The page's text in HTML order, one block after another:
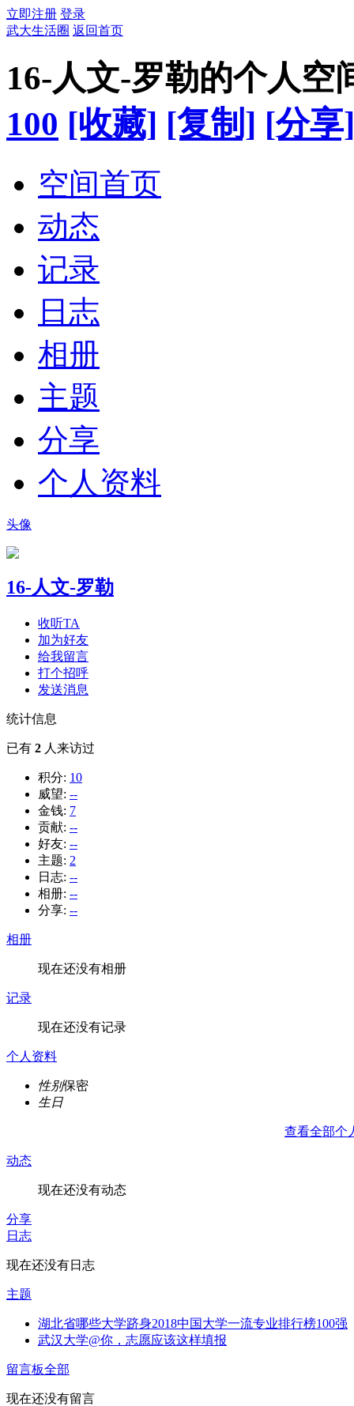
立即注册 登录
武大生活圈 返回首页
16-人文-罗勒的个人空
100 [收藏] [复制] [分享]
空间首页
动态
记录
日志
相册
主题
分享
个人资料
头像
16-人文-罗勒
收听TA
加为好友
给我留言
打个招呼
发送消息
统计信息
已有 2 人来访过
积分: 10
威望: --
金钱: 7
贡献: --
好友: --
主题: 2
日志: --
相册: --
分享: --
相册
现在还没有相册
记录
现在还没有记录
个人资料
性别保密
生日
查看全部个
动态
现在还没有动态
分享
日志
现在还没有日志
主题
湖北省哪些大学跻身2018中国大学一流专业排行榜100强
武汉大学@你，志愿应该这样填报
留言板全部
现在还没有留言